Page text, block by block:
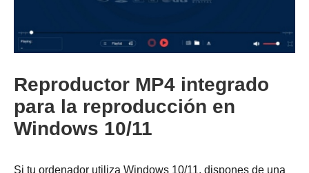
Reproductor MP4 integrado
para la reproducción en
Windows 10/11
Si tu ordenador utiliza Windows 10/11, dispones de una